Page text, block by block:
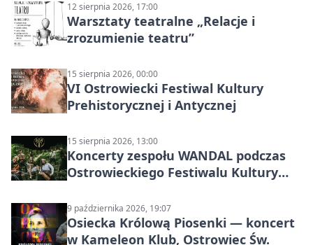
12 sierpnia 2026, 17:00
Warsztaty teatralne „Relacje i
zrozumienie teatru”
15 sierpnia 2026, 00:00
VI Ostrowiecki Festiwal Kultury
Prehistorycznej i Antycznej
15 sierpnia 2026, 13:00
Koncerty zespołu WANDAL podczas
Ostrowieckiego Festiwalu Kultury
9 października 2026, 19:07
Osiecka Królową Piosenki — koncert
w Kameleon Klub, Ostrowiec Św.